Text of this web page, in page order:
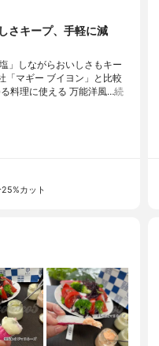
さキープ、手軽に減
」しながらおいしさもキー
「マギー ブイヨン」と比較
料理に使える 万能洋風…続
カット